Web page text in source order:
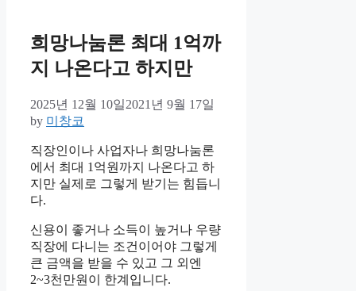
희망나눔론 최대 1억까
지 나온다고 하지만
2025년 12월 10일2021년 9월 17일
by 미창코
직장인이나 사업자나 희망나눔론
에서 최대 1억원까지 나온다고 하
지만 실제로 그렇게 받기는 힘듭니
다.
신용이 좋거나 소득이 높거나 우량
직장에 다니는 조건이어야 그렇게
큰 금액을 받을 수 있고 그 외엔
2~3천만원이 한계입니다.